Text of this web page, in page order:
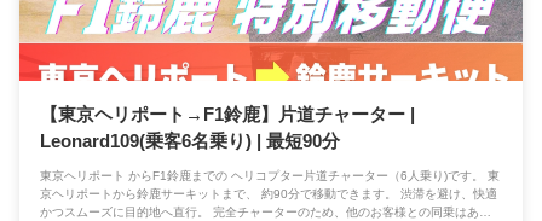
【東京ヘリポート→F1鈴鹿】片道チャーター |
Leonard109(乗客6名乗り) | 最短90分
東京ヘリポート からF1鈴鹿までの ヘリコプター片道チャーター（6人乗り)です。 東
京ヘリポートから鈴鹿サーキットまで、 約90分で移動できます。 渋滞を避け、快適
かつスムーズに目的地へ直行。 完全チャーターのため、他のお客様との同乗はあり